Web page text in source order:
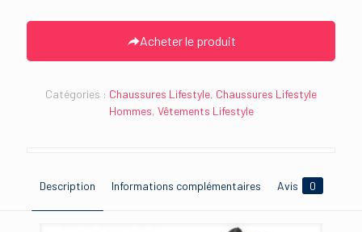
Acheter le produit
Catégories : Chaussures Lifestyle, Chaussures Lifestyle
Hommes, Vêtements Lifestyle
Description Informations complémentaires Avis 0